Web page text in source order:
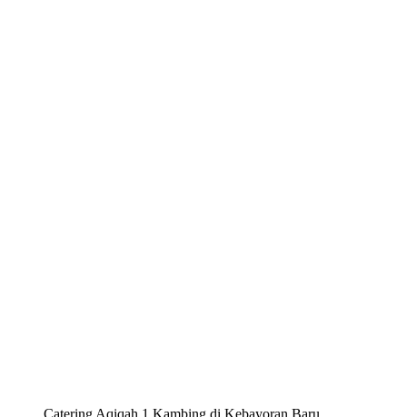
Catering Aqiqah 1 Kambing di Kebayoran Baru